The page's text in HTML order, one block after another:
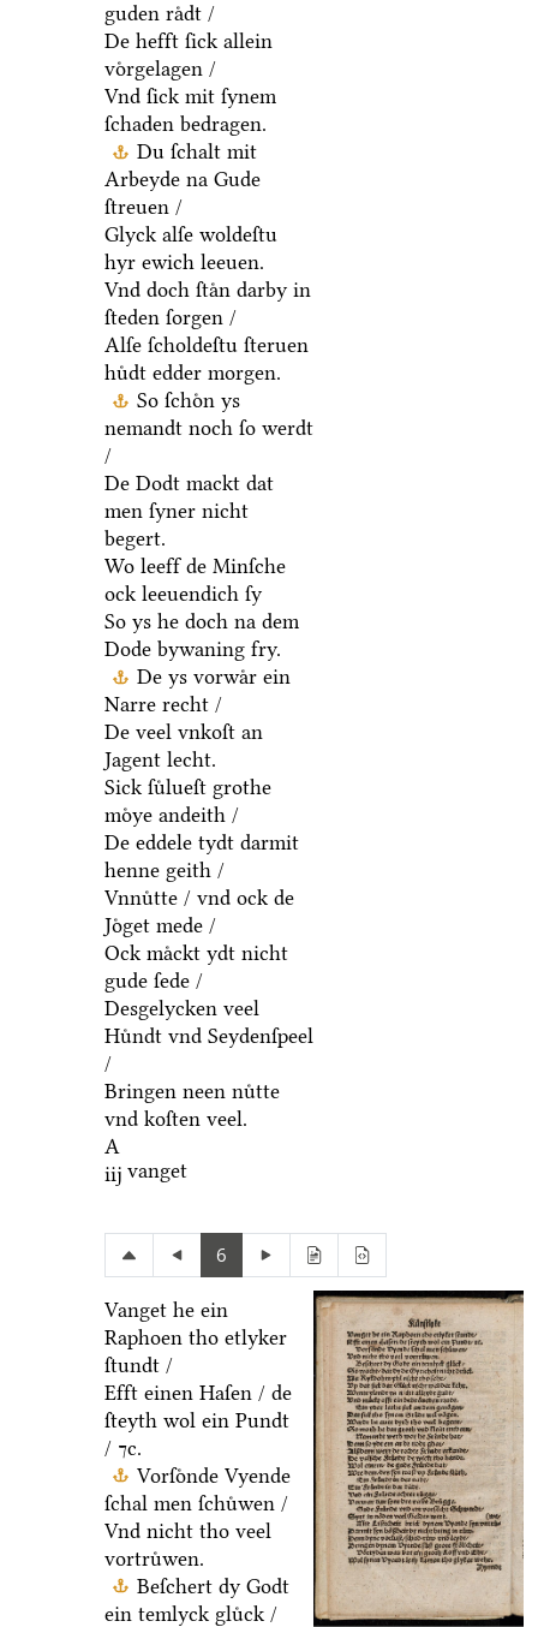
guden raͤdt /
De hefft ſick allein
voͤrgelagen /
Vnd ſick mit ſynem
ſchaden bedragen.
Du ſchalt mit
Arbeyde na Gude
ſtreuen /
Glyck alſe woldeſtu
hyr ewich leeuen.
Vnd doch ſtaͤn darby in
ſteden ſorgen /
Alſe ſcholdeſtu ſteruen
huͤdt edder morgen.
So ſchoͤn ys
nemandt noch ſo werdt
/
De Dodt mackt dat
men ſyner nicht
begert.
Wo leeff de Minſche
ock leeuendich ſy
So ys he doch na dem
Dode bywaning fry.
De ys vorwaͤr ein
Narre recht /
De veel vnkoſt an
Jagent lecht.
Sick ſuͤlueſt grothe
moͤye andeith /
De eddele tydt darmit
henne geith /
Vnnuͤtte / vnd ock de
Joͤget mede /
Ock maͤckt ydt nicht
gude ſede /
Desgelycken veel
Huͤndt vnd Seydenſpeel
/
Bringen neen nuͤtte
vnd koſten veel.
A
iij vanget
6
Vanget he ein
Raphoen tho etlyker
ſtundt /
Efft einen Haſen / de
ſteyth wol ein Pundt
/ ⁊c.
Vorſoͤnde Vyende
ſchal men ſchuͤwen /
Vnd nicht tho veel
vortruͤwen.
Beſchert dy Godt
ein temlyck gluͤck /